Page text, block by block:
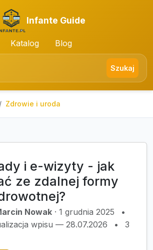
Infante Guide
Katalog Blog
Szukaj
Zdrowie i uroda
i e-wizyty - jak
ze zdalnej formy
Nowak · 1 grudnia 2025
•
wpisu — 28.07.2026
•
3